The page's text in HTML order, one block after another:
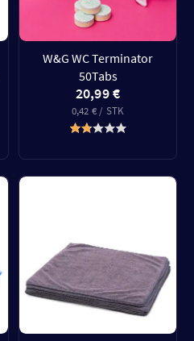
W&G WC Terminator
50Tabs
20,99 €
0,42 € / STK